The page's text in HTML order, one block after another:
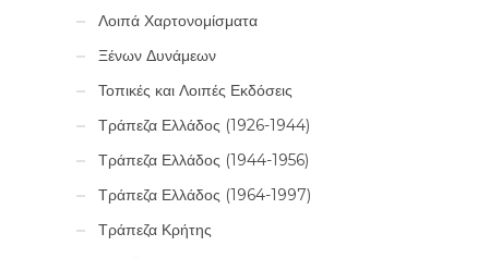
Λοιπά Χαρτονομίσματα
Ξένων Δυνάμεων
Τοπικές και Λοιπές Εκδόσεις
Τράπεζα Ελλάδος (1926-1944)
Τράπεζα Ελλάδος (1944-1956)
Τράπεζα Ελλάδος (1964-1997)
Τράπεζα Κρήτης